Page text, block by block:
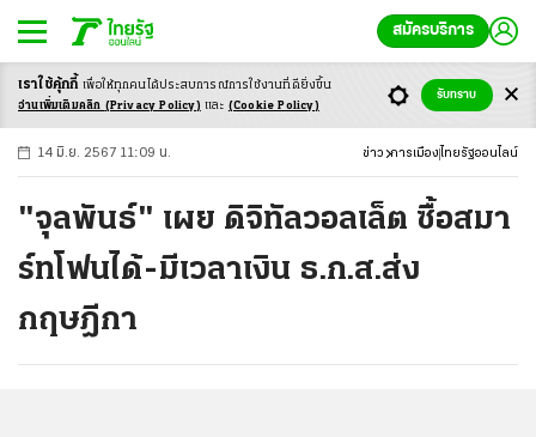
สมัครบริการ
-ก ก ก+
14 มิ.ย. 2567 11:09 น. ข่าว การเมือง ไทยรัฐออนไลน์
"จุลพันธ์" เผย ดิจิทัลวอลเล็ต ซื้อสมา
ร์ทโฟนได้-มีเวลาเงิน ธ.ก.ส.ส่ง
กฤษฎีกา
เราใช้คุ้กกี้ เพื่อให้ทุกคนได้ประสบการณ์การใช้งานที่ดียิ่งขึ้น
อ่านเพิ่มเติมคลิก (Privacy Policy) และ (Cookie Policy)
รับทราบ